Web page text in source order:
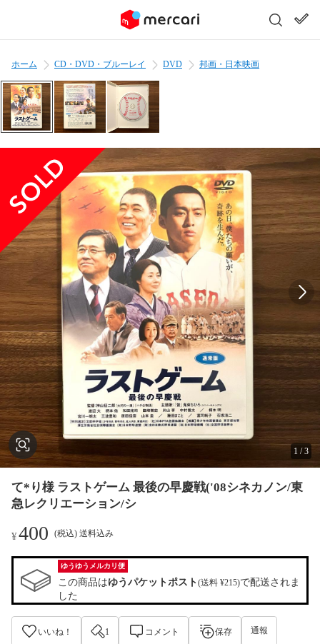
ホーム CD・DVD・ブルーレイ DVD 邦画・日本映画
1 /3
て*り様 ラストゲーム 最後の早慶戦('08シネカノン/東
急レクリエーション/シ
¥400 (税込) 送料込み
ゆうゆうメルカリ便
この商品はゆうパケットポスト(送料 ¥215)で配送されま
した
いいね！ 1 コメント 保存 通報